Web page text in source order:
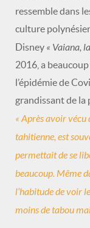
ressemble dans
culture
Disney « Vaiana,
2016, a
l’épidémie de
grandissant de
« Après avoir vécu
tahitienne, est
permettait de se
beaucoup. Même
l’habitude de voir
moins de tabou